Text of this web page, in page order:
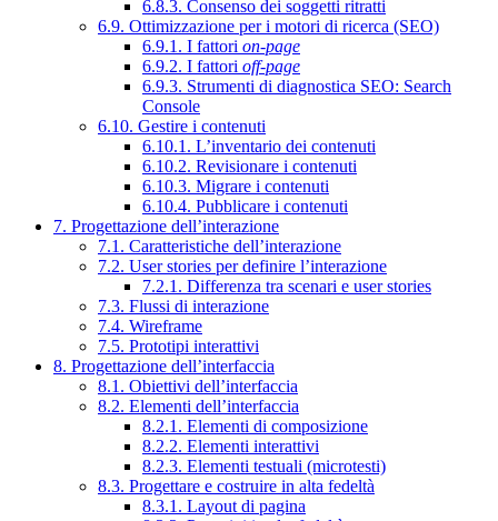
6.8.3. Consenso dei soggetti ritratti
6.9. Ottimizzazione per i motori di ricerca (SEO)
6.9.1. I fattori on-page
6.9.2. I fattori off-page
6.9.3. Strumenti di diagnostica SEO: Search
Console
6.10. Gestire i contenuti
6.10.1. L’inventario dei contenuti
6.10.2. Revisionare i contenuti
6.10.3. Migrare i contenuti
6.10.4. Pubblicare i contenuti
7. Progettazione dell’interazione
7.1. Caratteristiche dell’interazione
7.2. User stories per definire l’interazione
7.2.1. Differenza tra scenari e user stories
7.3. Flussi di interazione
7.4. Wireframe
7.5. Prototipi interattivi
8. Progettazione dell’interfaccia
8.1. Obiettivi dell’interfaccia
8.2. Elementi dell’interfaccia
8.2.1. Elementi di composizione
8.2.2. Elementi interattivi
8.2.3. Elementi testuali (microtesti)
8.3. Progettare e costruire in alta fedeltà
8.3.1. Layout di pagina